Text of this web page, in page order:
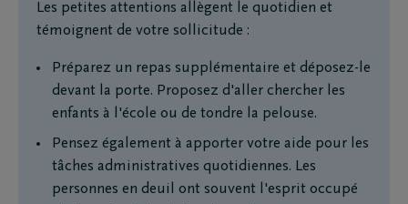
Les petites attentions allègent le quotidien et
témoignent de votre sollicitude :
Préparez un repas supplémentaire et déposez-le
devant la porte. Proposez d'aller chercher les
enfants à l'école ou de tondre la pelouse.
Pensez également à apporter votre aide pour les
tâches administratives quotidiennes. Les
personnes en deuil ont souvent l'esprit occupé